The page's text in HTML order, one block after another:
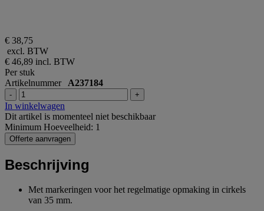
€ 38,75
excl. BTW
€ 46,89 incl. BTW
Per stuk
Artikelnummer A237184
- +
In winkelwagen
Dit artikel is momenteel niet beschikbaar
Minimum Hoeveelheid: 1
Offerte aanvragen
Beschrijving
Met markeringen voor het regelmatige opmaking in cirkels
van 35 mm.